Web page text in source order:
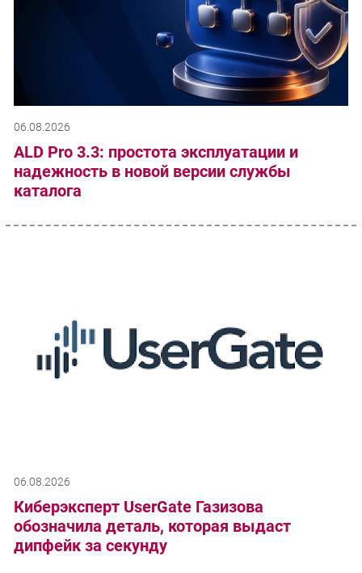
06.08.2026
ALD Pro 3.3: простота эксплуатации и
надежность в новой версии службы
каталога
06.08.2026
Киберэксперт UserGate Газизова
обозначила деталь, которая выдаст
дипфейк за секунду